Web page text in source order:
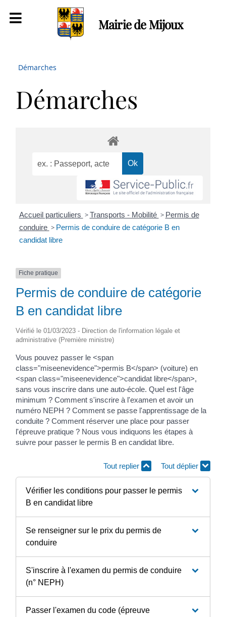
Mairie de Mijoux
Démarches
Démarches
Accueil particuliers > Transports - Mobilité > Permis de
conduire > Permis de conduire de catégorie B en
candidat libre
Fiche pratique
Permis de conduire de catégorie
B en candidat libre
Vérifié le 01/03/2023 - Direction de l'information légale et
administrative (Première ministre)
Vous pouvez passer le <span
class="miseenevidence">permis B</span> (voiture) en
<span class="miseenevidence">candidat libre</span>,
sans vous inscrire dans une auto-école. Quel est l'âge
minimum ? Comment s'inscrire à l'examen et avoir un
numéro NEPH ? Comment se passe l'apprentissage de la
conduite ? Comment réserver une place pour passer
l'épreuve pratique ? Nous vous indiquons les étapes à
suivre pour passer le permis B en candidat libre.
Tout replier Tout déplier
Vérifier les conditions pour passer le permis
B en candidat libre
Se renseigner sur le prix du permis de
conduire
S'inscrire à l'examen du permis de conduire
(n° NEPH)
Passer l'examen du code (épreuve